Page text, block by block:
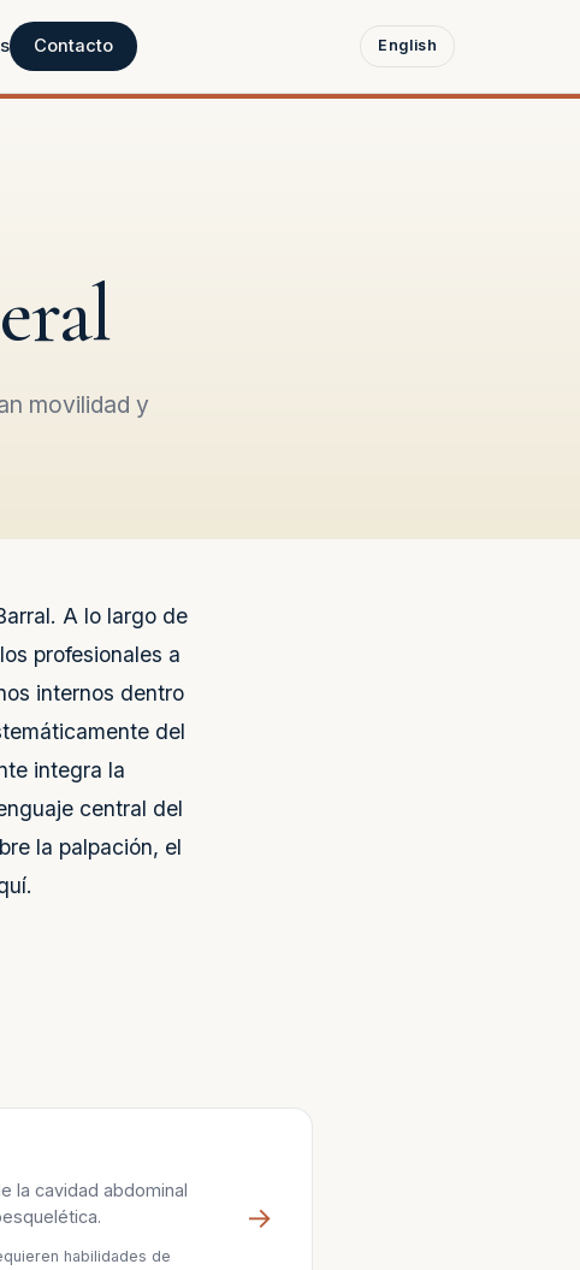
Contacto English
movilidad y
A lo largo de
profesionales a
internos dentro
del
integra la
central del
la palpación, el
la cavidad abdominal
habilidades de
→